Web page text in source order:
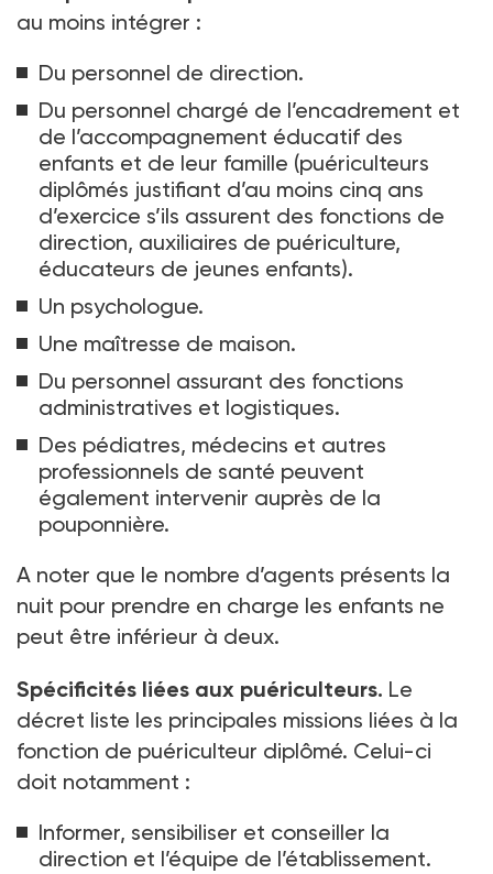
au moins intégrer :
Du personnel de direction.
Du personnel chargé de l’encadrement et
de l’accompagnement éducatif des
enfants et de leur famille (puériculteurs
diplômés justifiant d’au moins cinq ans
d’exercice s’ils assurent des fonctions de
direction, auxiliaires de puériculture,
éducateurs de jeunes enfants).
Un psychologue.
Une maîtresse de maison.
Du personnel assurant des fonctions
administratives et logistiques.
Des pédiatres, médecins et autres
professionnels de santé peuvent
également intervenir auprès de la
pouponnière.
A noter que le nombre d’agents présents la
nuit pour prendre en charge les enfants ne
peut être inférieur à deux.
Spécificités liées aux puériculteurs. Le
décret liste les principales missions liées à la
fonction de puériculteur diplômé. Celui-ci
doit notamment :
Informer, sensibiliser et conseiller la
direction et l’équipe de l’établissement.